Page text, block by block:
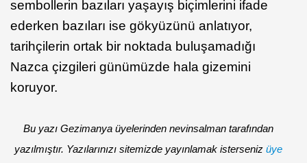
sembollerin bazıları yaşayış biçimlerini ifade
ederken bazıları ise gökyüzünü anlatıyor,
tarihçilerin ortak bir noktada buluşamadığı
Nazca çizgileri günümüzde hala gizemini
koruyor.
Bu yazı Gezimanya üyelerinden nevinsalman tarafından
yazılmıştır. Yazılarınızı sitemizde yayınlamak isterseniz üye